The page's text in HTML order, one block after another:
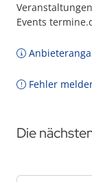
Events
Fehler
Die